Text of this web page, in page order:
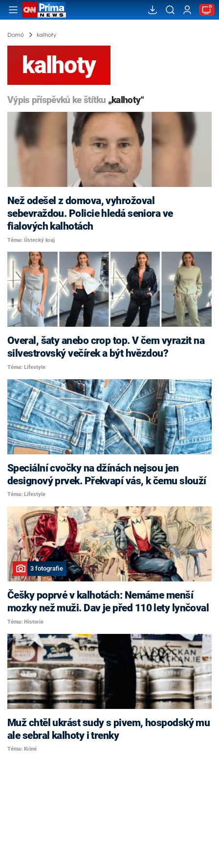
Domů kalhoty
kalhoty
Výpis příspěvků ke štítku „kalhoty“
Než odešel z domova, vyhrožoval
sebevraždou. Policie hledá seniora ve
fialových kalhotách
Téma: Ústecký kraj
Overal, šaty anebo crop top. V čem vyrazit na
silvestrovský večírek a být hvězdou?
Téma: Lifestyle
Speciální cvočky na džínách nejsou jen
designový prvek. Překvapí vás, k čemu slouží
Téma: Lifestyle
3 fotografie
Češky poprvé v kalhotách: Nemáme menší
mozky než muži. Dav je před 110 lety lynčoval
Téma: Historie
Muž chtěl ukrást sudy s pivem, hospodský mu
ale sebral kalhoty i trenky
Téma: Krimi